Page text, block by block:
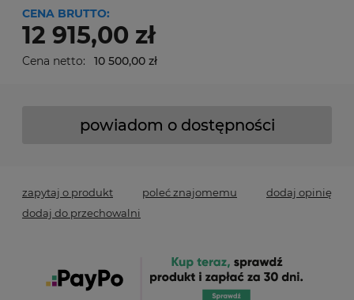
CENA BRUTTO:
12 915,00 zł
Cena netto: 10 500,00 zł
powiadom o dostępności
zapytaj o produkt poleć znajomemu
dodaj opinię
dodaj do przechowalni